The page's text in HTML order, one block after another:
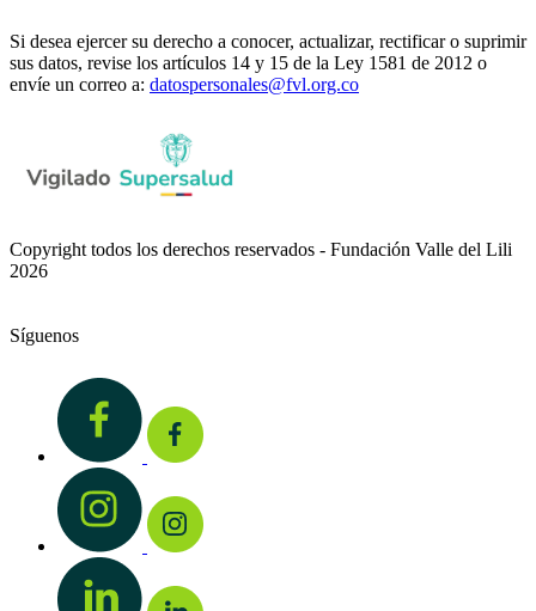
Si desea ejercer su derecho a conocer, actualizar, rectificar o suprimir
sus datos, revise los artículos 14 y 15 de la Ley 1581 de 2012 o
envíe un correo a: datospersonales@fvl.org.co
Copyright todos los derechos reservados - Fundación Valle del Lili
2026
Síguenos